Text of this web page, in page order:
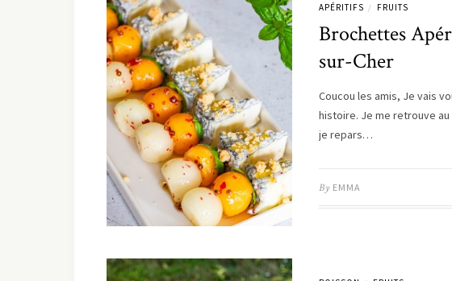
APÉRITIFS / FRUITS
Brochettes
sur-Cher
Coucou les amis, Je vais
histoire. Je me retrouve
je repars…
By EMMA